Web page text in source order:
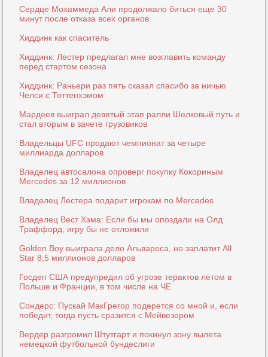
Сердце Мохаммеда Али продолжало биться еще 30
минут после отказа всех органов
Хиддинк как спаситель
Хиддинк: Лестер предлагал мне возглавить команду
перед стартом сезона
Хиддинк: Раньери раз пять сказал спасибо за ничью
Челси с Тоттенхэмом
Мардеев выиграл девятый этап ралли Шелковый путь и
стал вторым в зачете грузовиков
Владельцы UFC продают чемпионат за четыре
миллиарда долларов
Владелец автосалона опроверг покупку Кокориным
Mercedes за 12 миллионов
Владелец Лестера подарит игрокам по Mercedes
Владелец Вест Хэма: Если бы мы опоздали на Олд
Траффорд, игру бы не отложили
Golden Boy выиграла дело Альвареса, но заплатит All
Star 8,5 миллионов долларов
Госдеп США предупредил об угрозе терактов летом в
Польше и Франции, в том числе на ЧЕ
Сондерс: Пускай МакГрегор подерется со мной и, если
победит, тогда пусть сразится с Мейвезером
Вердер разгромил Штутгарт и покинул зону вылета
немецкой футбольной бундеслиги